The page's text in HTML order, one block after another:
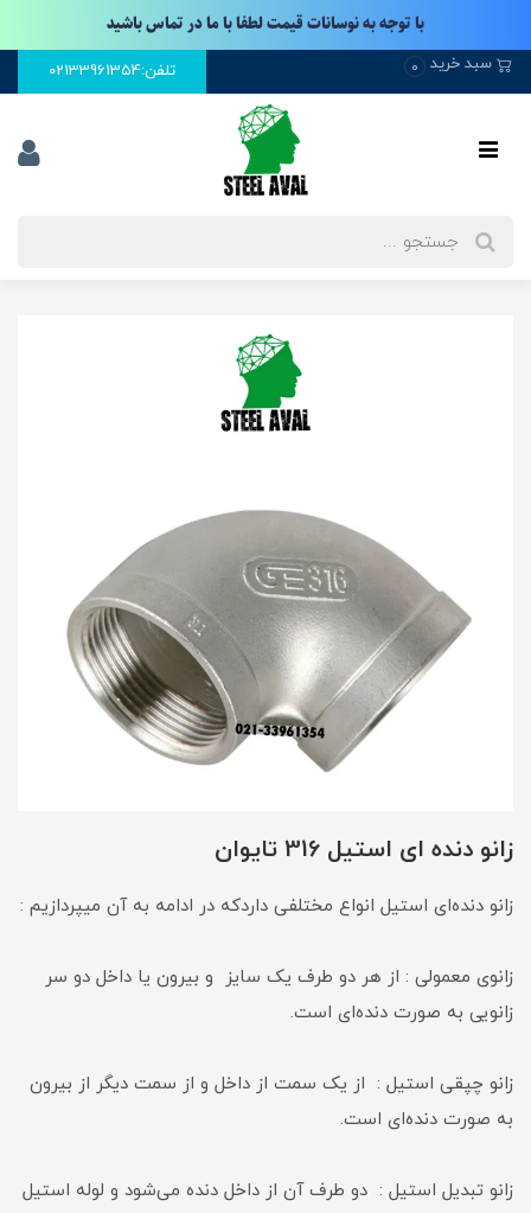
با توجه به نوسانات قیمت لطفا با ما در تماس باشید
سبد خرید 0 تلفن:02133961354
زانو دنده ای استیل 316 تایوان
زانو دنده‌ای استیل انواع مختلفی داردکه در ادامه به آن میپردازیم :
زانوی معمولی : از هر دو طرف یک سایز و بیرون یا داخل دو سر
زانویی به صورت دنده‌ای است.
زانو چپقی استیل : از یک سمت از داخل و از سمت دیگر از بیرون
به صورت دنده‌ای است.
زانو تبدیل استیل : دو طرف آن از داخل دنده می‌شود و لوله استیل